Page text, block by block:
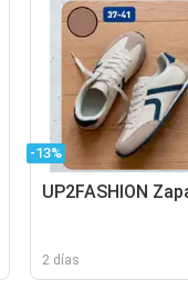
-13%
UP2FASHION
2 días